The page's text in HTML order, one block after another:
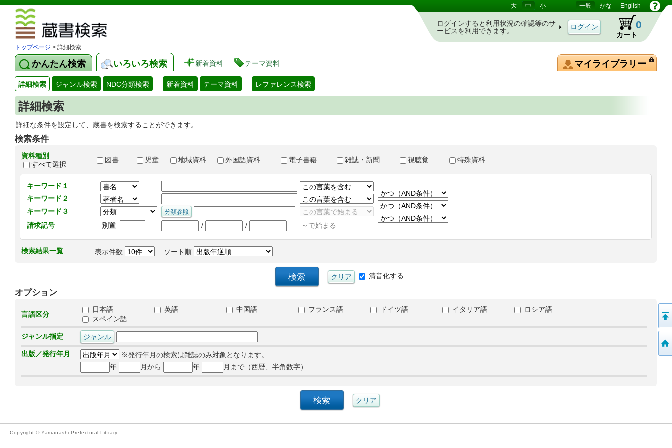
大 中 小 一般 かな English
ログインすると利用状況の確認等のサ
ービスを利用できます。
カート
0
トップページ > 詳細検索
かんたん検索 いろいろ検索 新着資料 テーマ資料 マイライブラリー
詳細検索 ジャンル検索 NDC分類検索 新着資料 テーマ資料 レファレンス検索
詳細検索
詳細な条件を設定して、蔵書を検索することができます。
検索条件
資料種別
すべて選択
図書 児童 地域資料 外国語資料 電子書籍 雑誌・新聞 視聴覚 特殊資料
キーワード１
キーワード２
キーワード３
請求記号
別置 / / ～で始まる
検索結果一覧 表示件数 ソート順
清音化する
オプション
言語区分
日本語 英語 中国語 フランス語 ドイツ語 イタリア語
ロシア語
スペイン語
ジャンル指定
出版／発行年月
※発行年月の検索は雑誌のみ対象となります。
年
月から 年 月まで（西暦、半角数字）
Copyright © Yamanashi Prefectural Library